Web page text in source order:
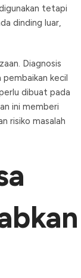
tetapi
dinding luar,
Diagnosis
kecil
dibuat pada
ini memberi
risiko masalah